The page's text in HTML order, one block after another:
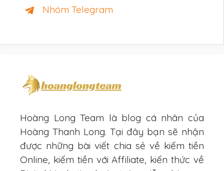
Nhóm Telegram
Hoàng Long Team là blog cá nhân của
Hoàng Thanh Long. Tại đây bạn sẽ nhận
được những bài viết chia sẻ về kiếm tiền
Online, kiếm tiền với Affiliate, kiến thức về